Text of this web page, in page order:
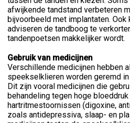
afwijkende tandstand verbeteren
bijvoorbeeld met implantaten. Ook
adviseren de tandboog te
tandenpoetsen makkelijker wordt.
Gebruik van medicijnen
Verschillende medicijnen hebben
speekselklieren worden geremd
Dit zijn vooral medicijnen die
behandeling tegen hoge
hartritmestoornissen (digoxine,
zoals antidepressiva, slaap- en